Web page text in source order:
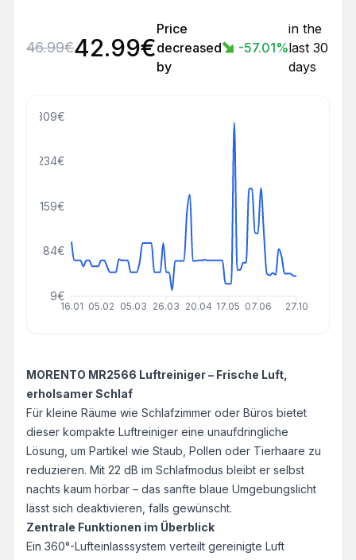
46.99€42.99€
Price
decreased
by
-57.01%
in the
last 30
days
16.01 05.02 05.03 26.03 20.04 17.05 07.06 27.10
9€
84€
159€
234€
309€
MORENTO MR2566 Luftreiniger – Frische Luft,
erholsamer Schlaf
Für kleine Räume wie Schlafzimmer oder Büros bietet
dieser kompakte Luftreiniger eine unaufdringliche
Lösung, um Partikel wie Staub, Pollen oder Tierhaare zu
reduzieren. Mit 22 dB im Schlafmodus bleibt er selbst
nachts kaum hörbar – das sanfte blaue Umgebungslicht
lässt sich deaktivieren, falls gewünscht.
Zentrale Funktionen im Überblick
Ein 360°-Lufteinlasssystem verteilt gereinigte Luft